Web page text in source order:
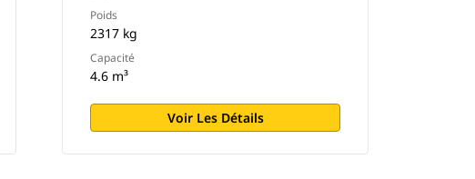
Poids
2317 kg
Capacité
4.6 m³
Voir Les Détails